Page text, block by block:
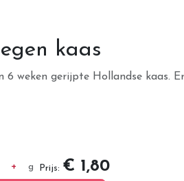
kaas
6 weken gerijpte Hollandse kaas.
+ g Prijs: € 1,80